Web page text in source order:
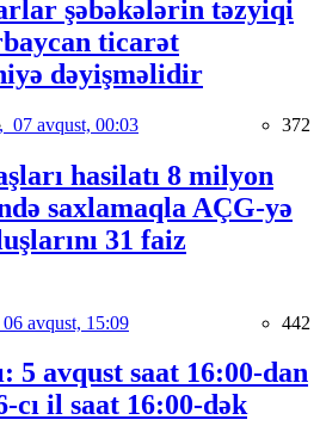
şəbəkələrin təzyiqi
ticarət
dəyişməlidir
07 avqust, 00:03 372
hasilatı 8 milyon
saxlamaqla AÇG-yə
31 faiz
06 avqust, 15:09 442
5 avqust saat 16:00-dan
cı il saat 16:00-dək